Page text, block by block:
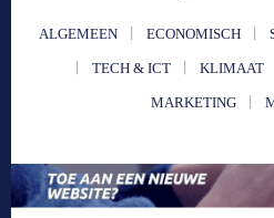
ALGEMEEN ECONOMISCH
TECH & ICT KLIMAAT
MARKETING